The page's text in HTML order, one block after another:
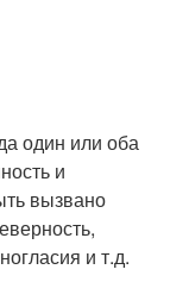
один или оба
и
вызвано
и т.д.